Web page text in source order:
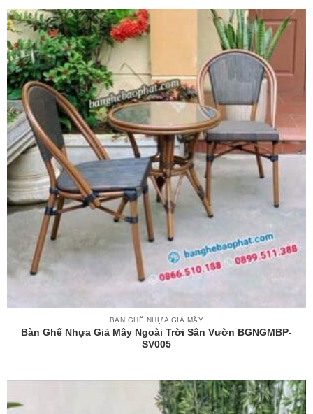
BÀN GHẾ NHỰA GIẢ MÂY
Bàn Ghế Nhựa Giả Mây Ngoài Trời Sân Vườn BGNGMBP-
SV005